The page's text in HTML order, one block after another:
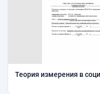
Теория измерения в